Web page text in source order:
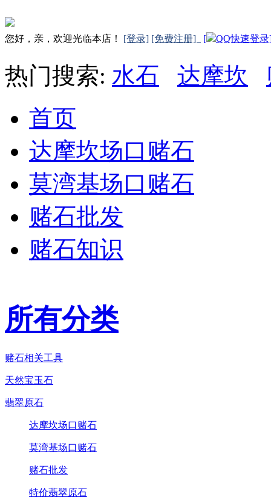
您好，亲，欢迎光临本店！ [登录] [免费注册] [ QQ快速登
热门搜索: 水石 达摩坎
首页
达摩坎场口赌石
莫湾基场口赌石
赌石批发
赌石知识
所有分类
赌石相关工具
天然宝玉石
翡翠原石
达摩坎场口赌石
莫湾基场口赌石
赌石批发
特价翡翠原石